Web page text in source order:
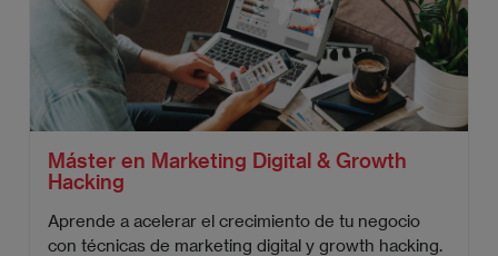
Máster en Marketing Digital & Growth
Hacking
Aprende a acelerar el crecimiento de tu negocio
con técnicas de marketing digital y growth hacking.